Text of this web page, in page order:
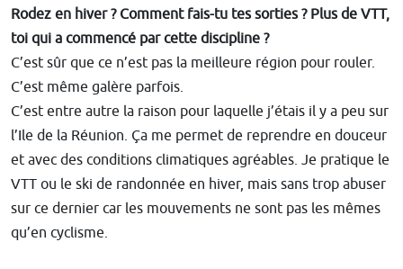
Rodez en hiver ? Comment fais-tu tes sorties ? Plus de VTT,
toi qui a commencé par cette discipline ?
C’est sûr que ce n’est pas la meilleure région pour rouler.
C’est même galère parfois.
C’est entre autre la raison pour laquelle j’étais il y a peu sur
l’Ile de la Réunion. Ça me permet de reprendre en douceur
et avec des conditions climatiques agréables. Je pratique le
VTT ou le ski de randonnée en hiver, mais sans trop abuser
sur ce dernier car les mouvements ne sont pas les mêmes
qu’en cyclisme.